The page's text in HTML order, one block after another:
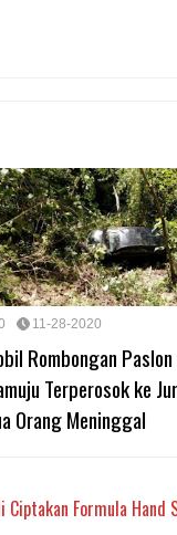
11-28-2020
Rombongan
Terperosok ke
Orang Meninggal
Ciptakan Formula